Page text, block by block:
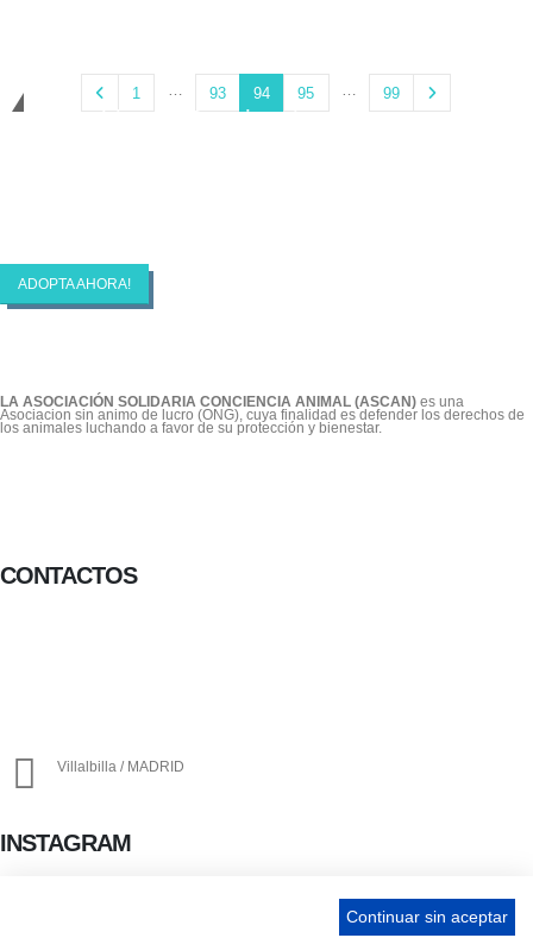
1 93 94 95 99
Cambiando Conciencias
ADOPTA AHORA!
LA ASOCIACIÓN SOLIDARIA CONCIENCIA ANIMAL (ASCAN) es una
Asociacion sin animo de lucro (ONG), cuya finalidad es defender los derechos de
los animales luchando a favor de su protección y bienestar.
CONTACTOS
Villalbilla / MADRID
INSTAGRAM
Continuar sin aceptar